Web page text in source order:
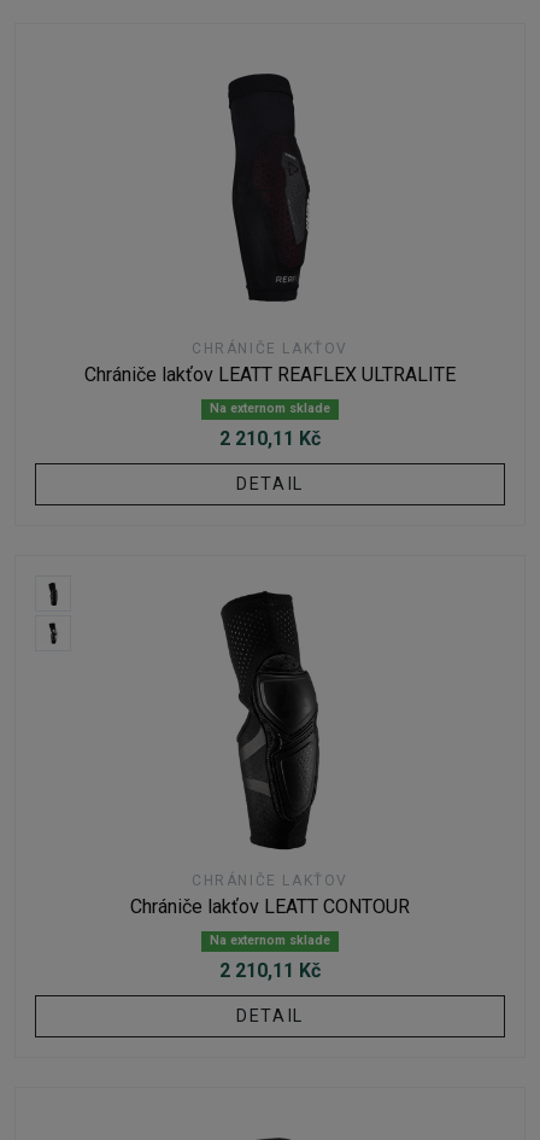
CHRÁNIČE LAKŤOV
Chrániče lakťov LEATT REAFLEX ULTRALITE
Na externom sklade
2 210,11 Kč
DETAIL
CHRÁNIČE LAKŤOV
Chrániče lakťov LEATT CONTOUR
Na externom sklade
2 210,11 Kč
DETAIL